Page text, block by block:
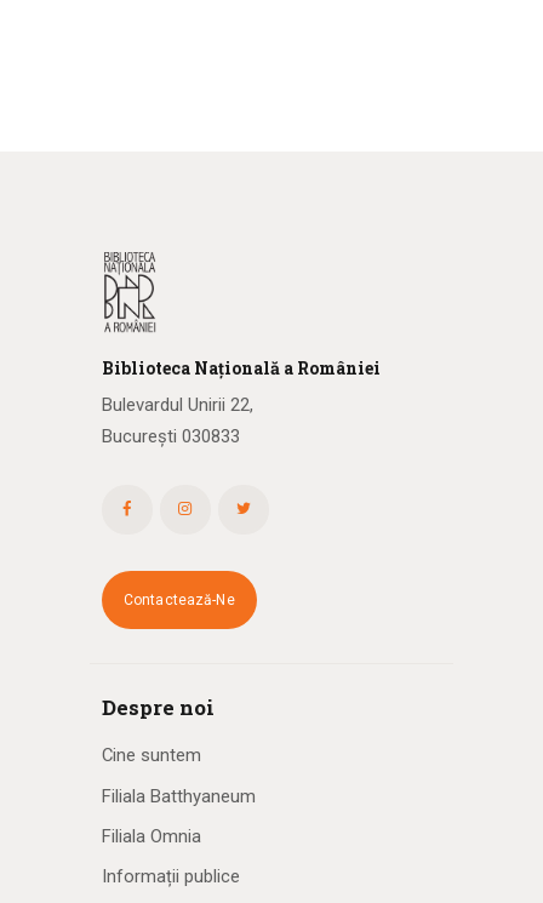
Biblioteca Națională a României
Bulevardul Unirii 22,
București 030833
Contactează-Ne
Despre noi
Cine suntem
Filiala Batthyaneum
Filiala Omnia
Informații publice